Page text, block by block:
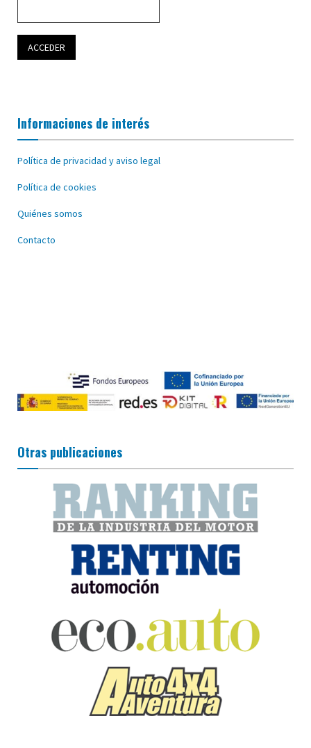
Informaciones de interés
Política de privacidad y aviso legal
Política de cookies
Quiénes somos
Contacto
Otras publicaciones